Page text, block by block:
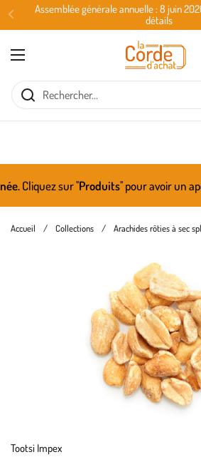
Passer au contenu
Assemblée générale annuelle : 8 juin
détails
Ouvrir le menu
Cliquez sur ''Produits'' pour avoir un
Accueil / Collections / Arachides rôties à sec
Tootsi Impex